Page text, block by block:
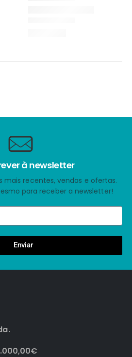
à newsletter
mais recentes, vendas e ofertas.
para receber a newsletter!
Enviar